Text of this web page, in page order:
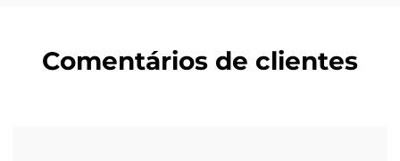
Comentários de clientes